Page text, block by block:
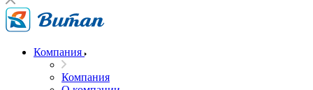
Компания
Компания